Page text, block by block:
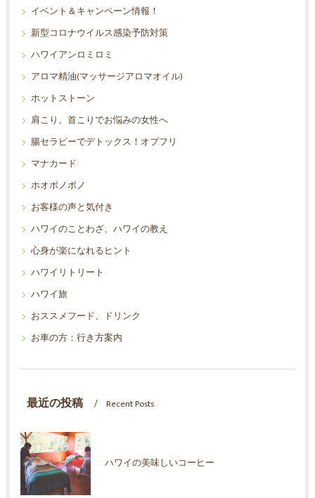
イベント＆キャンペーン情報！
新型コロナウイルス感染予防対策
ハワイアンロミロミ
アロマ精油(マッサージアロマオイル)
ホットストーン
肩こり、首こりでお悩みの女性へ
腸セラピーでデトックス！オプフリ
マナカード
ホオポノポノ
お客様の声と気付き
ハワイのことわざ、ハワイの教え
心身が楽になれるヒント
ハワイリトリート
ハワイ旅
おススメフード、ドリンク
お車の方：行き方案内
最近の投稿 Recent Posts
ハワイの美味しいコーヒー